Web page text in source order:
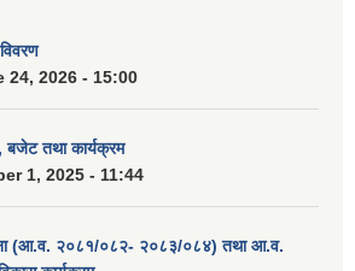
24, 2026 - 15:00
तथा कार्यक्रम
1, 2025 - 11:44
(आ.व. २०८१/०८२- २०८३/०८४) तथा आ.व.